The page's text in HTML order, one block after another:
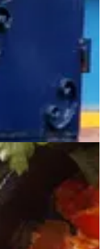
أفكار السفر
معلومات السفر